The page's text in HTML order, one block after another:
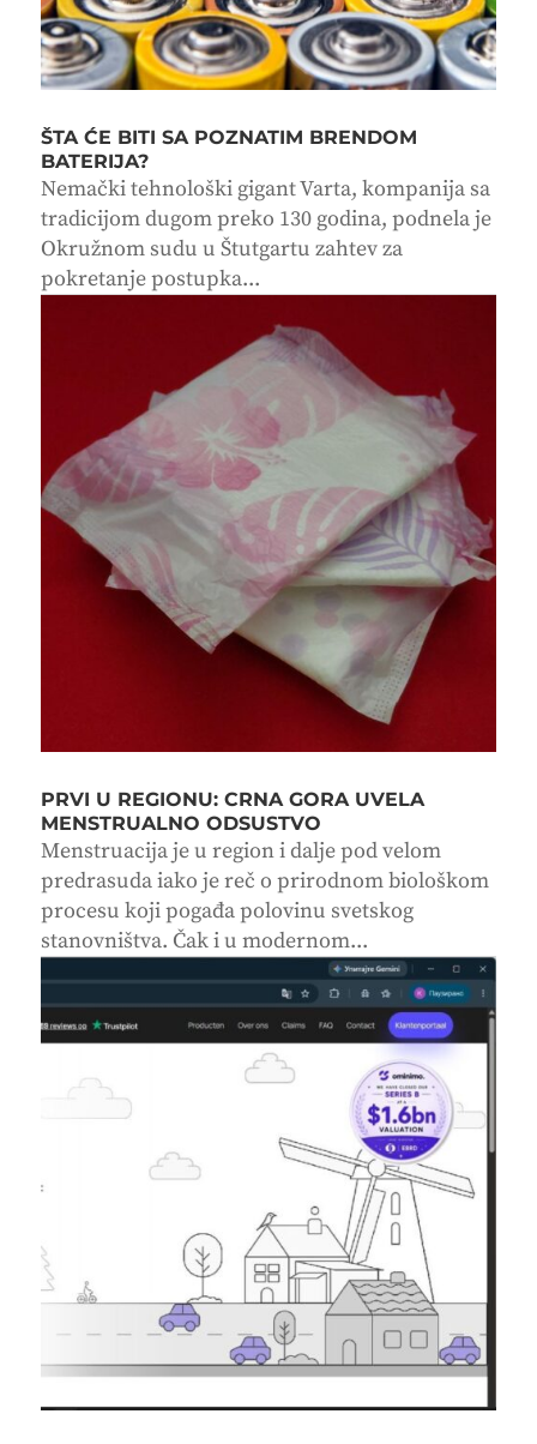
ŠTA ĆE BITI SA POZNATIM BRENDOM
BATERIJA?
Nemački tehnološki gigant Varta, kompanija sa
tradicijom dugom preko 130 godina, podnela je
Okružnom sudu u Štutgartu zahtev za
pokretanje postupka...
PRVI U REGIONU: CRNA GORA UVELA
MENSTRUALNO ODSUSTVO
Menstruacija je u region i dalje pod velom
predrasuda iako je reč o prirodnom biološkom
procesu koji pogađa polovinu svetskog
stanovništva. Čak i u modernom...